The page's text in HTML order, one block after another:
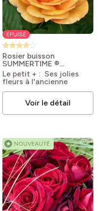
ÉPUISÉ
Rosier buisson
SUMMERTIME ®
Meipiokou
Rosa
'Meipiokou'
SUMMERTIME®
Le petit + : Ses jolies
fleurs à l'ancienne
Voir le détail
★ NOUVEAUTÉ